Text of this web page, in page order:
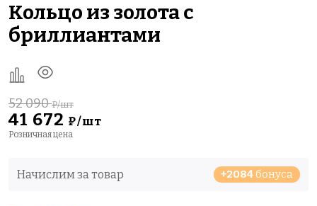
Кольцо из золота с
бриллиантами
41 672 ₽/шт
52 090₽/шт
Розничная цена
Начислим за товар +2084бонуса